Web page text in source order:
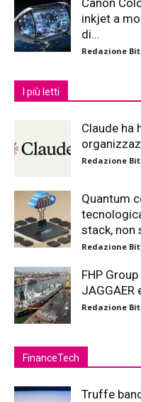
Canon
inkjet a
di...
Redazione
I più letti
Claude ha
Redazione
Quantum
stack, non
Redazione
FHP
JAGGAER
Redazione
FinanceTech
Truffe